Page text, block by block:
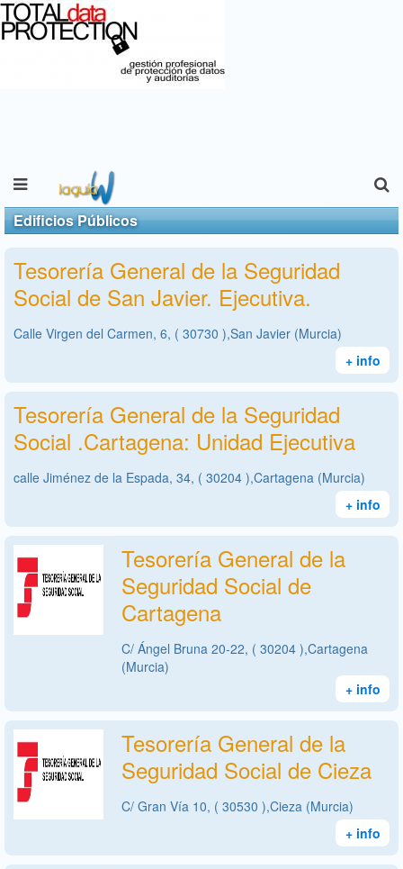
Edificios Públicos
Tesorería General de la Seguridad
Social de San Javier. Ejecutiva.
Calle Virgen del Carmen, 6, ( 30730 ),San Javier (Murcia)
+ info
Tesorería General de la Seguridad
Social .Cartagena: Unidad Ejecutiva
calle Jiménez de la Espada, 34, ( 30204 ),Cartagena (Murcia)
+ info
Tesorería General de la
Seguridad Social de
Cartagena
C/ Ángel Bruna 20-22, ( 30204 ),Cartagena
(Murcia)
+ info
Tesorería General de la
Seguridad Social de Cieza
C/ Gran Vía 10, ( 30530 ),Cieza (Murcia)
+ info